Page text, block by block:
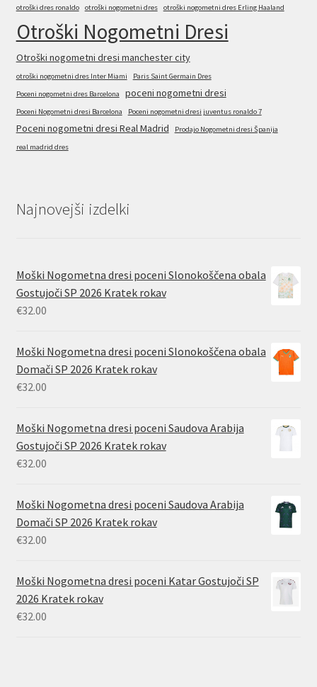
otroški dres ronaldo
otroški nogometni dres otroški nogometni dres Erling Haaland
Otroški Nogometni Dresi
Otroški nogometni dresi manchester city
otroški nogometni dres Inter Miami
Paris Saint Germain Dres
Poceni nogometni dres Barcelona
poceni nogometni dresi
Poceni Nogometni dresi Barcelona Poceni nogometni dresi juventus ronaldo 7
Poceni nogometni dresi Real Madrid
Prodajo Nogometni dresi Španija
real madrid dres
Najnovejši izdelki
Moški Nogometna dresi poceni Slonokoščena obala
Gostujoči SP 2026 Kratek rokav
€32.00
Moški Nogometna dresi poceni Slonokoščena obala
Domači SP 2026 Kratek rokav
€32.00
Moški Nogometna dresi poceni Saudova Arabija
Gostujoči SP 2026 Kratek rokav
€32.00
Moški Nogometna dresi poceni Saudova Arabija
Domači SP 2026 Kratek rokav
€32.00
Moški Nogometna dresi poceni Katar Gostujoči SP
2026 Kratek rokav
€32.00